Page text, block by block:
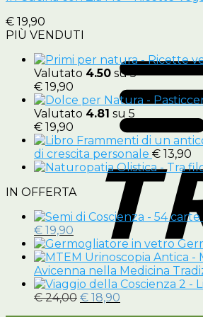
€ 19,90
PIÙ VENDUTI
Valutato 4.50 su 5
€ 19,90
Valutato 4.81 su 5
€ 19,90
di crescita personale € 13,90
IN OFFERTA
Il
prezzo
originale
era:
€ 29,00.
€ 19,90
prezzo
attuale
è:
€ 19,90.
Avicenna nella Medicina
€24,00 Il
€ 18,90